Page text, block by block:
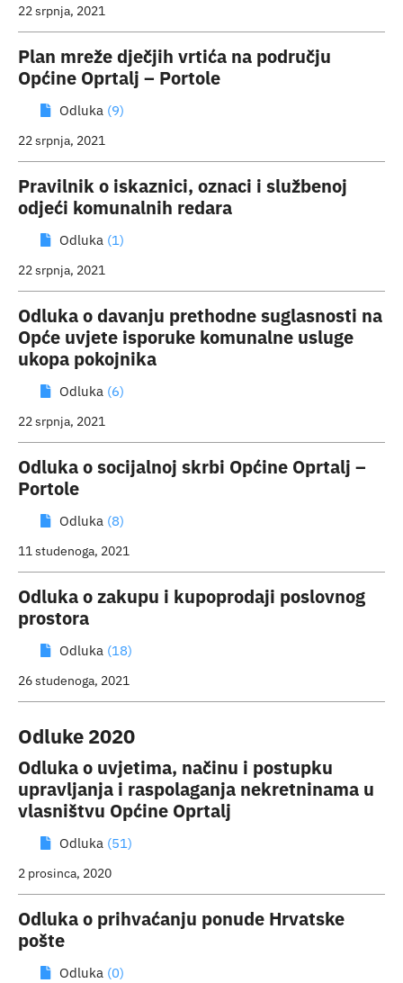
22 srpnja, 2021
Plan mreže dječjih vrtića na području
Općine Oprtalj – Portole
Odluka (9)
22 srpnja, 2021
Pravilnik o iskaznici, oznaci i službenoj
odjeći komunalnih redara
Odluka (1)
22 srpnja, 2021
Odluka o davanju prethodne suglasnosti na
Opće uvjete isporuke komunalne usluge
ukopa pokojnika
Odluka (6)
22 srpnja, 2021
Odluka o socijalnoj skrbi Općine Oprtalj –
Portole
Odluka (8)
11 studenoga, 2021
Odluka o zakupu i kupoprodaji poslovnog
prostora
Odluka (18)
26 studenoga, 2021
Odluke 2020
Odluka o uvjetima, načinu i postupku
upravljanja i raspolaganja nekretninama u
vlasništvu Općine Oprtalj
Odluka (51)
2 prosinca, 2020
Odluka o prihvaćanju ponude Hrvatske
pošte
Odluka (0)